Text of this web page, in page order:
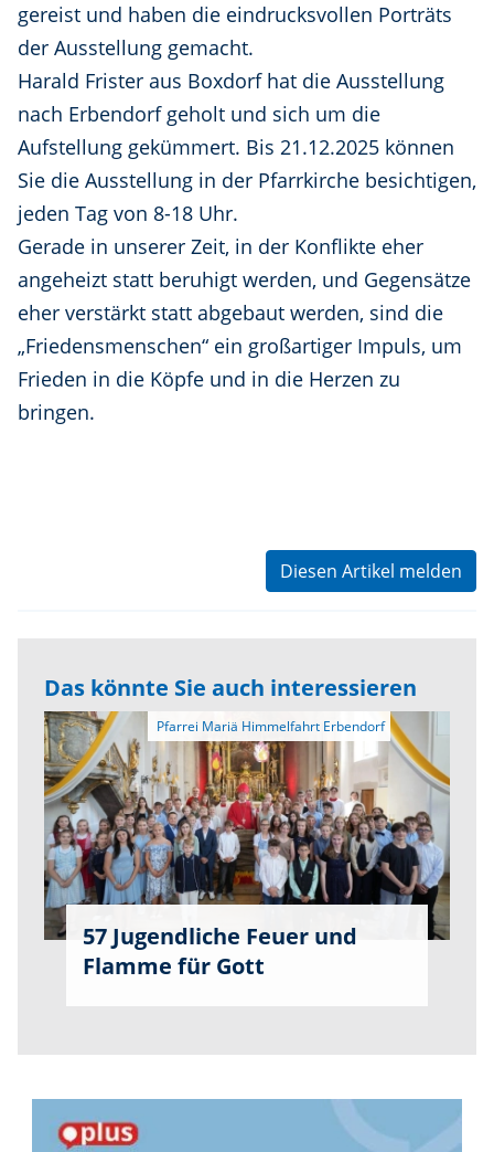
gereist und haben die eindrucksvollen Porträts
der Ausstellung gemacht.
Harald Frister aus Boxdorf hat die Ausstellung
nach Erbendorf geholt und sich um die
Aufstellung gekümmert. Bis 21.12.2025 können
Sie die Ausstellung in der Pfarrkirche besichtigen,
jeden Tag von 8-18 Uhr.
Gerade in unserer Zeit, in der Konflikte eher
angeheizt statt beruhigt werden, und Gegensätze
eher verstärkt statt abgebaut werden, sind die
„Friedensmenschen“ ein großartiger Impuls, um
Frieden in die Köpfe und in die Herzen zu
bringen.
Diesen Artikel melden
Das könnte Sie auch interessieren
57 Jugendliche Feuer und
Flamme für Gott